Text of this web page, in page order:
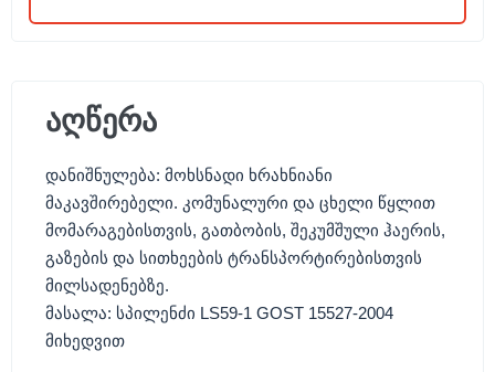
აღწერა
დანიშნულება: მოხსნადი ხრახნიანი
მაკავშირებელი. კომუნალური და ცხელი წყლით
მომარაგებისთვის, გათბობის, შეკუმშული ჰაერის,
გაზების და სითხეების ტრანსპორტირებისთვის
მილსადენებზე.
მასალა: სპილენძი LS59-1 GOST 15527-2004
მიხედვით